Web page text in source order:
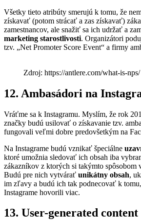
Všetky tieto atribúty smerujú k tomu, že
získavať (potom strácať a zas získavať)
zamestnancov, ale snažiť sa ich udržať a
marketing starostlivosti. Organizátori
tzv. „Net Promoter Score Event“ a firmy
Zdroj: https://antlere.com/what-is-nps/
12. Ambasádori na
Vráťme sa k Instagramu. Myslím, že rok
značky budú usilovať o získavanie tzv.
fungovali veľmi dobre predovšetkým na
Na Instagrame budú vznikať špeciálne
ktoré umožnia sledovať ich obsah iba
zákazníkov z ktorých si takýmto spôsobom
Budú pre nich vytvárať unikátny obsah,
im zľavy a budú ich tak podnecovať k
Instagrame hovorili viac.
13. User-generated content